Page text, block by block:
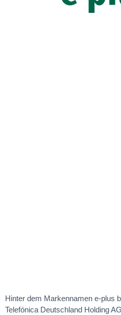
Hinter dem Markennamen e-plus
Telefónica Deutschland Holding